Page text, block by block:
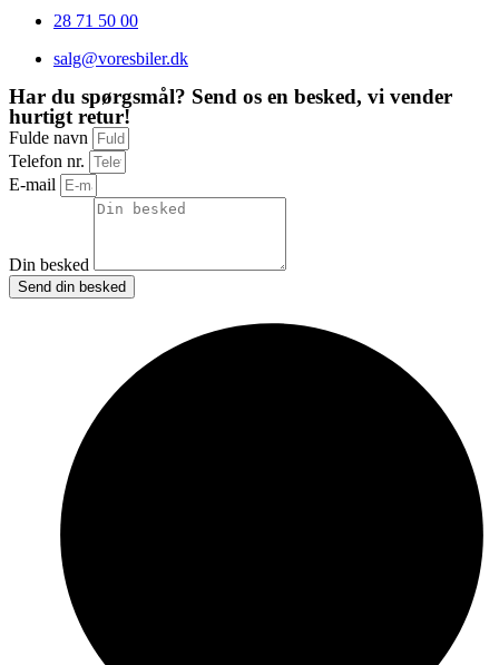
28 71 50 00
salg@voresbiler.dk
Har du spørgsmål? Send os en besked, vi vender
hurtigt retur!
Fulde navn
Telefon nr.
E-mail
Din besked
Send din besked